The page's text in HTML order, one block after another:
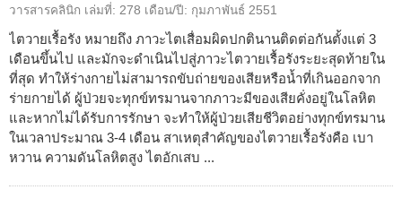
วารสารคลินิก เล่มที่: 278 เดือน/ปี: กุมภาพันธ์ 2551
ไตวายเรื้อรัง หมายถึง ภาวะไตเสื่อมผิดปกตินานติดต่อกันตั้งแต่ 3
เดือนขึ้นไป และมักจะดำเนินไปสู่ภาวะไตวายเรื้อรังระยะสุดท้ายใน
ที่สุด ทำให้ร่างกายไม่สามารถขับถ่ายของเสียหรือน้ำที่เกินออกจาก
ร่ายกายได้ ผู้ป่วยจะทุกข์ทรมานจากภาวะมีของเสียคั่งอยู่ในโลหิต
และหากไม่ได้รับการรักษา จะทำให้ผู้ป่วยเสียชีวิตอย่างทุกข์ทรมาน
ในเวลาประมาณ 3-4 เดือน สาเหตุสำคัญของไตวายเรื้อรังคือ เบา
หวาน ความดันโลหิตสูง ไตอักเสบ ...